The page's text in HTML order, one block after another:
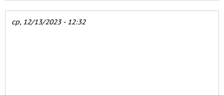
ср, 12/13/2023 - 12:32